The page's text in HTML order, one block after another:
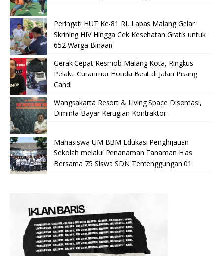
Peringati HUT Ke-81 RI, Lapas Malang Gelar
Skrining HIV Hingga Cek Kesehatan Gratis untuk
652 Warga Binaan
Gerak Cepat Resmob Malang Kota, Ringkus
Pelaku Curanmor Honda Beat di Jalan Pisang
Candi
Wangsakarta Resort & Living Space Disomasi,
Diminta Bayar Kerugian Kontraktor
Mahasiswa UM BBM Edukasi Penghijauan
Sekolah melalui Penanaman Tanaman Hias
Bersama 75 Siswa SDN Temenggungan 01